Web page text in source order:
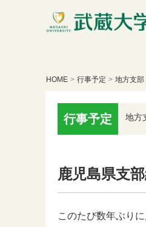
HOME > 行事予定 > 地方支部
行事予定 地方
鹿児島県支
このたび数年ぶり